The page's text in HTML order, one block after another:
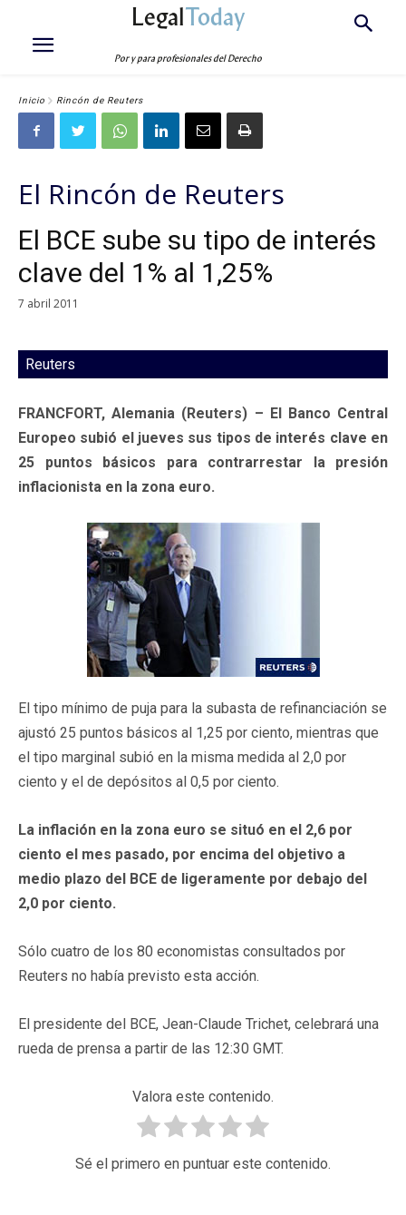
LegalToday
Por y para profesionales del Derecho
Inicio Rincón de Reuters
El Rincón de Reuters
El BCE sube su tipo de interés
clave del 1% al 1,25%
7 abril 2011
Reuters
FRANCFORT, Alemania (Reuters) – El Banco Central
Europeo subió el jueves sus tipos de interés clave en
25 puntos básicos para contrarrestar la presión
inflacionista en la zona euro.
El tipo mínimo de puja para la subasta de refinanciación se
ajustó 25 puntos básicos al 1,25 por ciento, mientras que
el tipo marginal subió en la misma medida al 2,0 por
ciento y el de depósitos al 0,5 por ciento.
La inflación en la zona euro se situó en el 2,6 por
ciento el mes pasado, por encima del objetivo a
medio plazo del BCE de ligeramente por debajo del
2,0 por ciento.
Sólo cuatro de los 80 economistas consultados por
Reuters no había previsto esta acción.
El presidente del BCE, Jean-Claude Trichet, celebrará una
rueda de prensa a partir de las 12:30 GMT.
Valora este contenido.
Sé el primero en puntuar este contenido.